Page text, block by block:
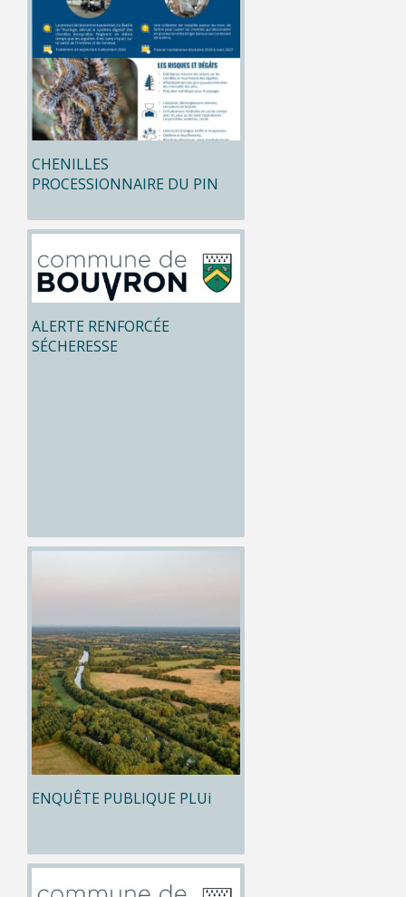
CHENILLES
PROCESSIONNAIRE DU PIN
ALERTE RENFORCÉE
SÉCHERESSE
ENQUÊTE PUBLIQUE PLUi